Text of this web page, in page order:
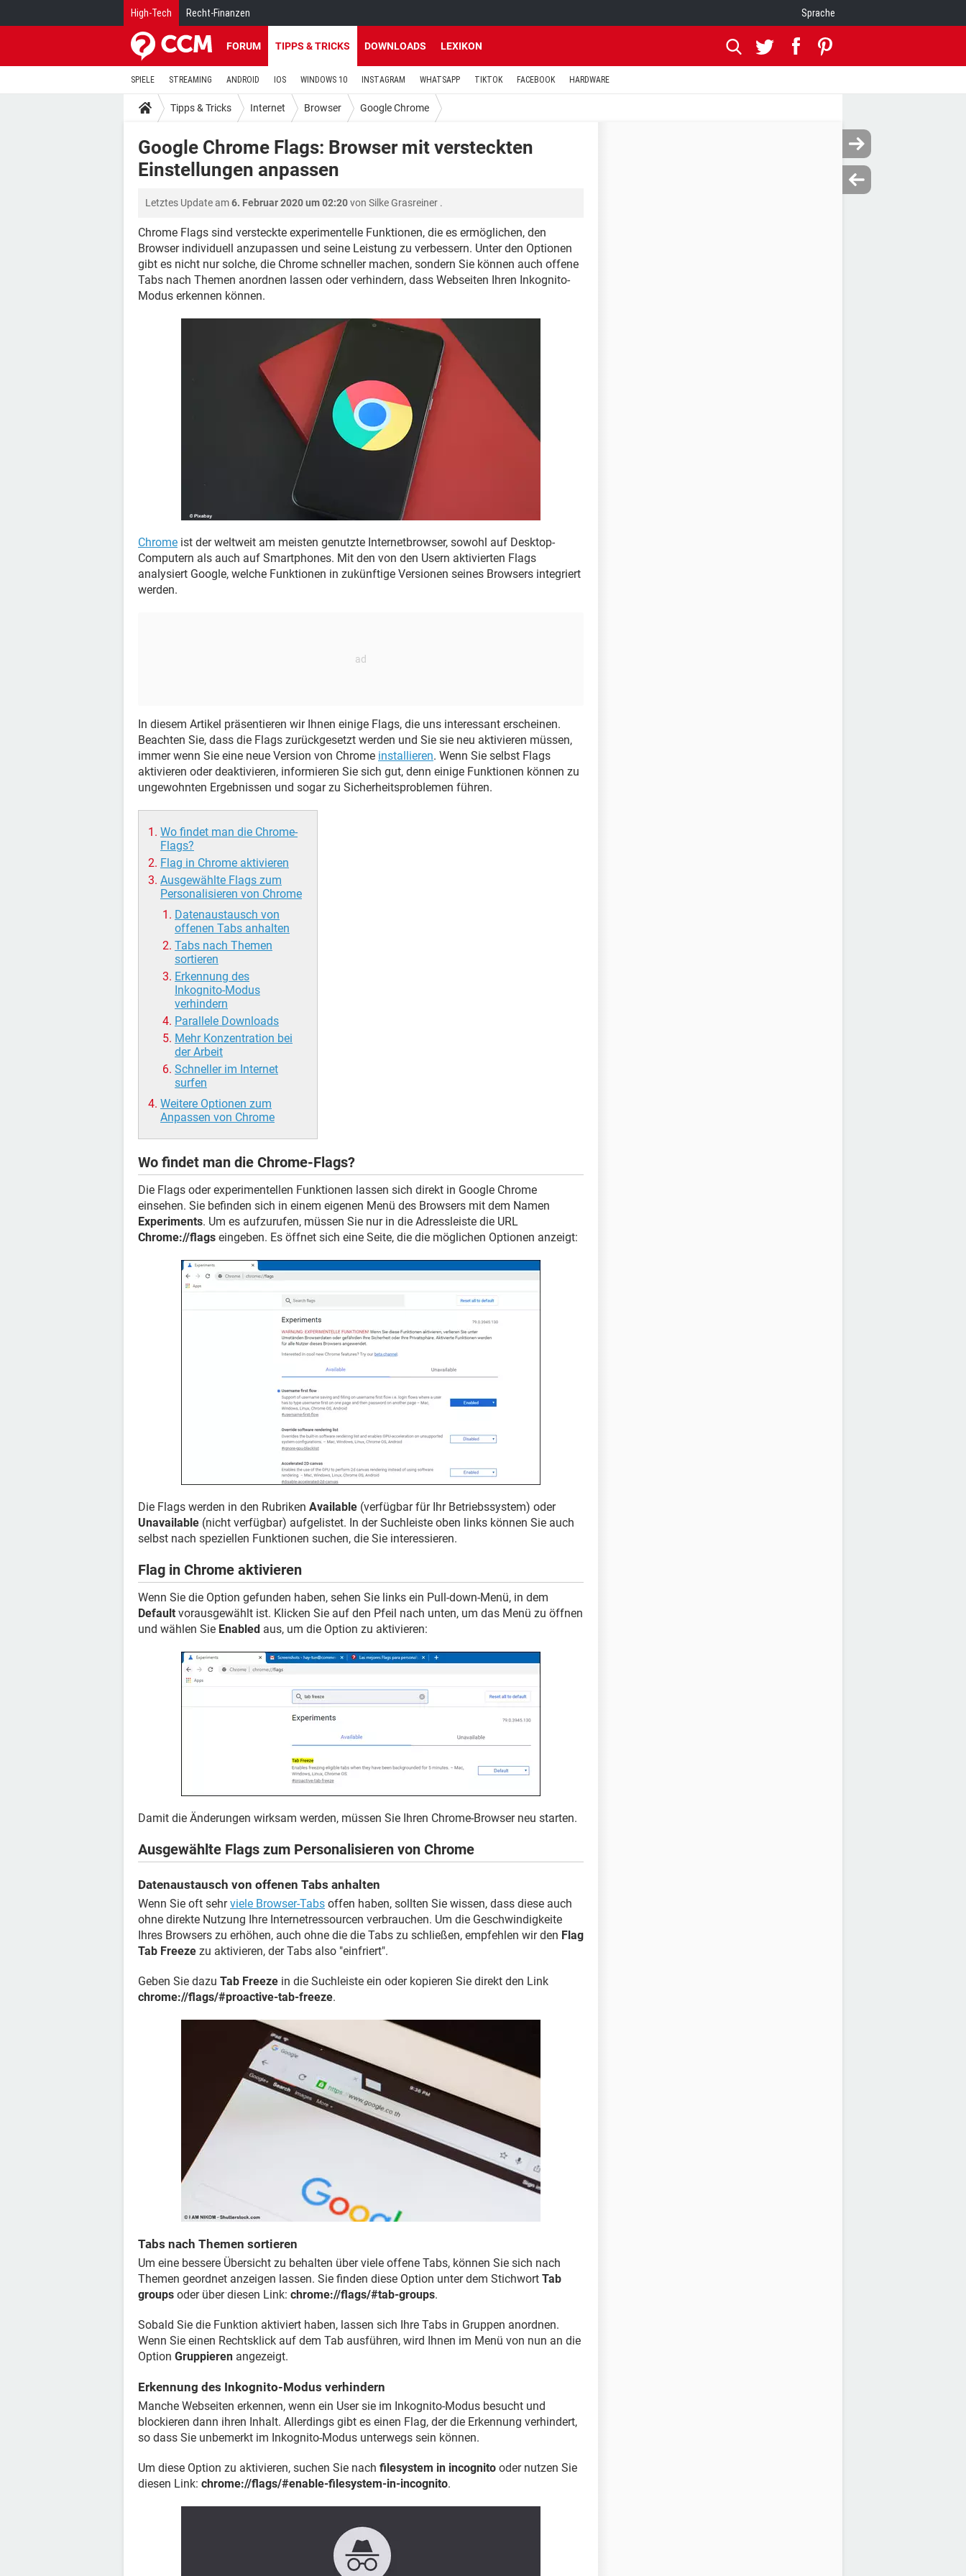
High-Tech Recht-Finanzen Sprache
FORUM TIPPS & TRICKS DOWNLOADS LEXIKON
SPIELE STREAMING ANDROID IOS WINDOWS 10 INSTAGRAM WHATSAPP TIKTOK FACEBOOK HARDWARE
Tipps & Tricks Internet Browser Google Chrome
Google Chrome Flags: Browser mit versteckten
Einstellungen anpassen
Letztes Update am6. Februar 2020 um 02:20von Silke Grasreiner .
Chrome Flags sind versteckte experimentelle Funktionen, die es ermöglichen, den
Browser individuell anzupassen und seine Leistung zu verbessern. Unter den Optionen
gibt es nicht nur solche, die Chrome schneller machen, sondern Sie können auch offene
Tabs nach Themen anordnen lassen oder verhindern, dass Webseiten Ihren Inkognito-
Modus erkennen können.
Chrome ist der weltweit am meisten genutzte Internetbrowser, sowohl auf Desktop-
Computern als auch auf Smartphones. Mit den von den Usern aktivierten Flags
analysiert Google, welche Funktionen in zukünftige Versionen seines Browsers integriert
werden.
In diesem Artikel präsentieren wir Ihnen einige Flags, die uns interessant erscheinen.
Beachten Sie, dass die Flags zurückgesetzt werden und Sie sie neu aktivieren müssen,
immer wenn Sie eine neue Version von Chrome installieren. Wenn Sie selbst Flags
aktivieren oder deaktivieren, informieren Sie sich gut, denn einige Funktionen können zu
ungewohnten Ergebnissen und sogar zu Sicherheitsproblemen führen.
Wo findet man die Chrome-
Flags?
Flag in Chrome aktivieren
Ausgewählte Flags zum
Personalisieren von Chrome
Datenaustausch von
offenen Tabs anhalten
Tabs nach Themen
sortieren
Erkennung des
Inkognito-Modus
verhindern
Parallele Downloads
Mehr Konzentration bei
der Arbeit
Schneller im Internet
surfen
Weitere Optionen zum
Anpassen von Chrome
Wo findet man die Chrome-Flags?
Die Flags oder experimentellen Funktionen lassen sich direkt in Google Chrome
einsehen. Sie befinden sich in einem eigenen Menü des Browsers mit dem Namen
Experiments. Um es aufzurufen, müssen Sie nur in die Adressleiste die URL
Chrome://flags eingeben. Es öffnet sich eine Seite, die die möglichen Optionen anzeigt:
Die Flags werden in den Rubriken Available (verfügbar für Ihr Betriebssystem) oder
Unavailable (nicht verfügbar) aufgelistet. In der Suchleiste oben links können Sie auch
selbst nach speziellen Funktionen suchen, die Sie interessieren.
Flag in Chrome aktivieren
Wenn Sie die Option gefunden haben, sehen Sie links ein Pull-down-Menü, in dem
Default vorausgewählt ist. Klicken Sie auf den Pfeil nach unten, um das Menü zu öffnen
und wählen Sie Enabled aus, um die Option zu aktivieren:
Damit die Änderungen wirksam werden, müssen Sie Ihren Chrome-Browser neu starten.
Ausgewählte Flags zum Personalisieren von Chrome
Datenaustausch von offenen Tabs anhalten
Wenn Sie oft sehrviele Browser-Tabs offen haben, sollten Sie wissen, dass diese auch
ohne direkte Nutzung Ihre Internetressourcen verbrauchen. Um die Geschwindigkeite
Ihres Browsers zu erhöhen, auch ohne die die Tabs zu schließen, empfehlen wir den Flag
Tab Freeze zu aktivieren, der Tabs also "einfriert".
Geben Sie dazu Tab Freeze in die Suchleiste ein oder kopieren Sie direkt den Link
chrome://flags/#proactive-tab-freeze.
Tabs nach Themen sortieren
Um eine bessere Übersicht zu behalten über viele offene Tabs, können Sie sich nach
Themen geordnet anzeigen lassen. Sie finden diese Option unter dem Stichwort Tab
groups oder über diesen Link: chrome://flags/#tab-groups.
Sobald Sie die Funktion aktiviert haben, lassen sich Ihre Tabs in Gruppen anordnen.
Wenn Sie einen Rechtsklick auf dem Tab ausführen, wird Ihnen im Menü von nun an die
Option Gruppieren angezeigt.
Erkennung des Inkognito-Modus verhindern
Manche Webseiten erkennen, wenn ein User sie im Inkognito-Modus besucht und
blockieren dann ihren Inhalt. Allerdings gibt es einen Flag, der die Erkennung verhindert,
so dass Sie unbemerkt im Inkognito-Modus unterwegs sein können.
Um diese Option zu aktivieren, suchen Sie nach filesystem in incognito oder nutzen Sie
diesen Link: chrome://flags/#enable-filesystem-in-incognito.